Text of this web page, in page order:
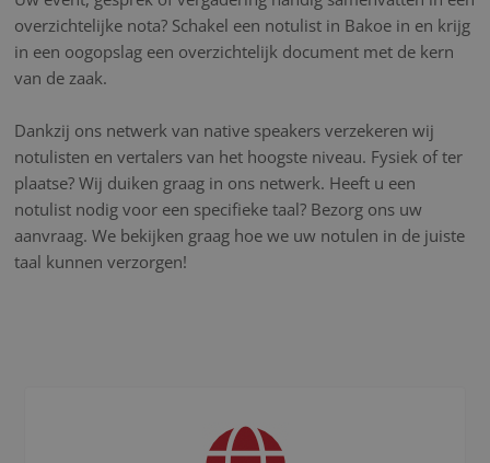
overzichtelijke nota? Schakel een notulist in Bakoe in en krijg
in een oogopslag een overzichtelijk document met de kern
van de zaak.
Dankzij ons netwerk van native speakers verzekeren wij
notulisten en vertalers van het hoogste niveau. Fysiek of ter
plaatse? Wij duiken graag in ons netwerk. Heeft u een
notulist nodig voor een specifieke taal? Bezorg ons uw
aanvraag. We bekijken graag hoe we uw notulen in de juiste
taal kunnen verzorgen!